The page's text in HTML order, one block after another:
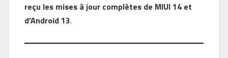
reçu les mises à jour complètes de MIUI 14 et
d’Android 13.